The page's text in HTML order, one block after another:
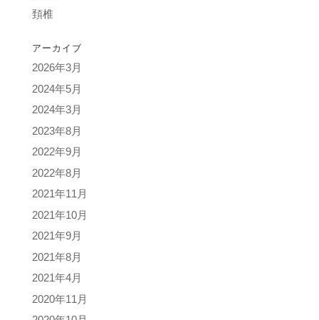
頚椎
アーカイブ
2026年3月
2024年5月
2024年3月
2023年8月
2022年9月
2022年8月
2021年11月
2021年10月
2021年9月
2021年8月
2021年4月
2020年11月